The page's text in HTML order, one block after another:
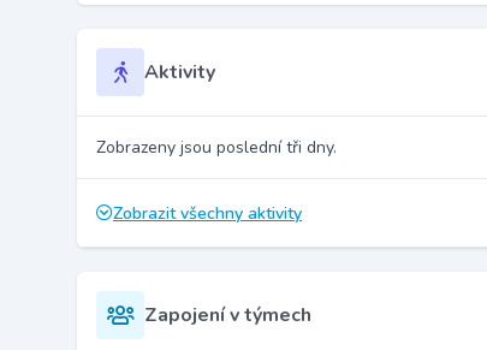
Aktivity
Zobrazeny jsou poslední tři dny.
Zobrazit všechny aktivity
Zapojení v týmech